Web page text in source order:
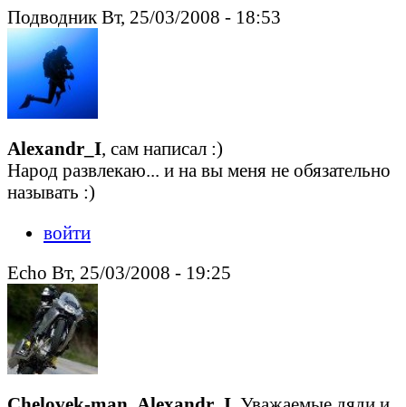
Подводник Вт, 25/03/2008 - 18:53
Alexandr_I, сам написал :)
Народ развлекаю... и на вы меня не обязательно
называть :)
войти
Echo Вт, 25/03/2008 - 19:25